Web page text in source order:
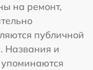
на ремонт,
публичной
Названия и